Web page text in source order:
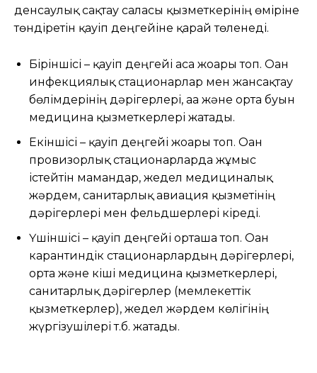
денсаулық сақтау саласы қызметкерінің өміріне
төндіретін қауіп деңгейіне қарай төленеді.
Біріншісі – қауіп деңгейі аса жоғары топ. Оған
инфекциялық стационарлар мен жансақтау
бөлімдерінің дәрігерлері, аға және орта буын
медицина қызметкерлері жатады.
Екіншісі – қауіп деңгейі жоғары топ. Оған
провизорлық стационарларда жұмыс
істейтін мамандар, жедел медициналық
жәрдем, санитарлық авиация қызметінің
дәрігерлері мен фельдшерлері кіреді.
Үшіншісі – қауіп деңгейі орташа топ. Оған
карантиндік стационарлардың дәрігерлері,
орта және кіші медицина қызметкерлері,
санитарлық дәрігерлер (мемлекеттік
қызметкерлер), жедел жәрдем көлігінің
жүргізушілері т.б. жатады.